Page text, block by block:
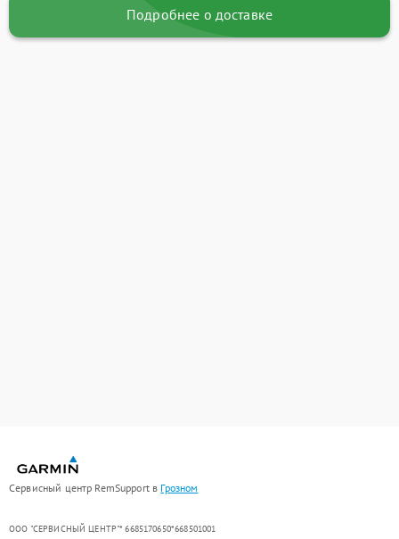
Подробнее о доставке
Сервисный центр RemSupport в Грозном
ООО "СЕРВИСНЫЙ ЦЕНТР"* 6685170650*668501001